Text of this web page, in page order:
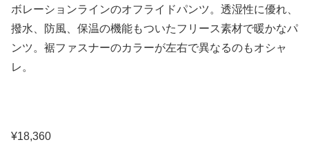
ボレーションラインのオフライドパンツ。透湿性に優れ、
撥水、防風、保温の機能もついたフリース素材で暖かなパ
ンツ。裾ファスナーのカラーが左右で異なるのもオシャ
レ。
¥18,360